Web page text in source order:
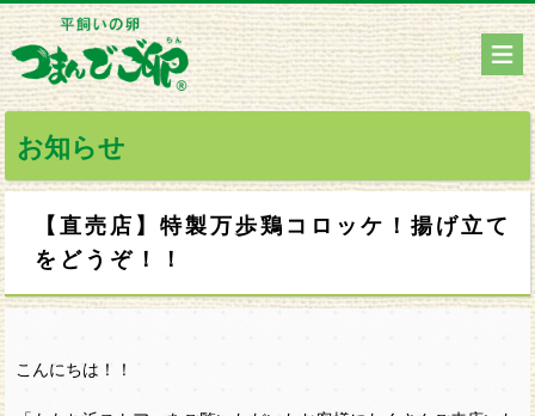
お知らせ
【直売店】特製万歩鶏コロッケ！揚げ立て
をどうぞ！！
こんにちは！！